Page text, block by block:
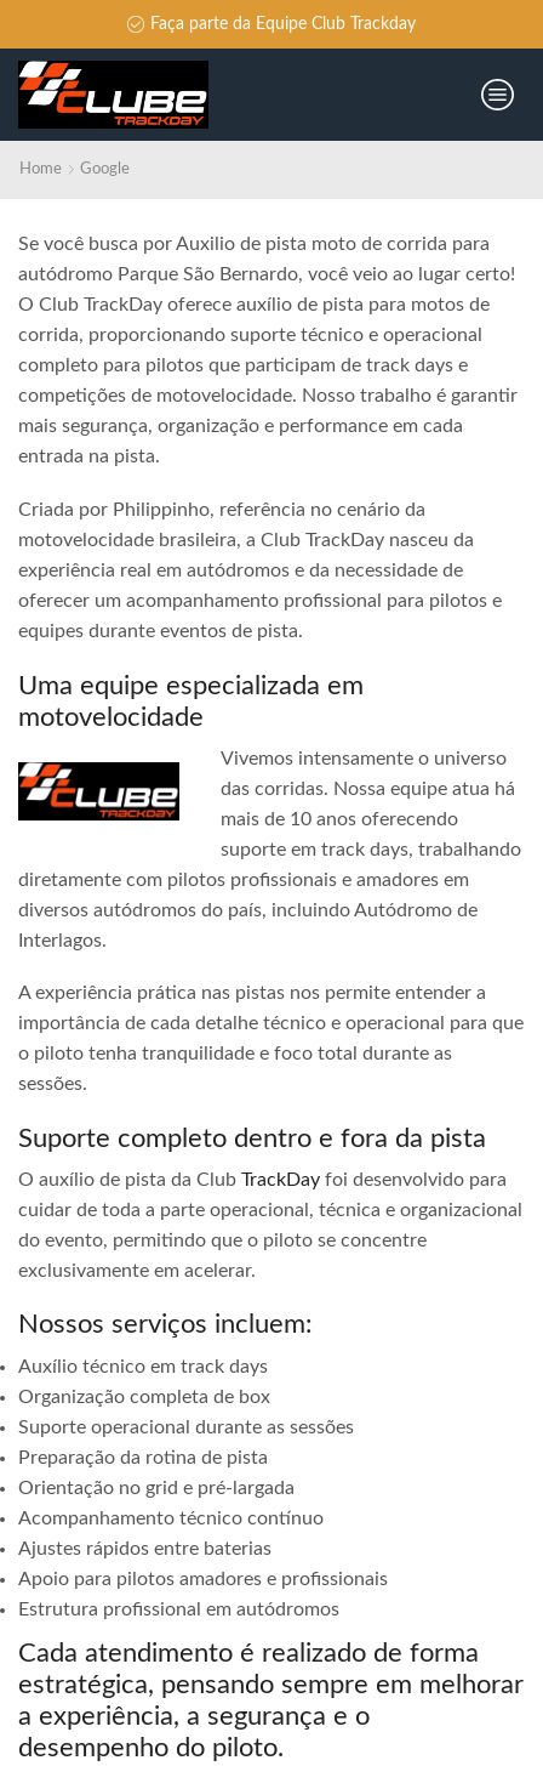
Faça parte da Equipe Club Trackday
Home Google
Se você busca por Auxilio de pista moto de corrida para
autódromo Parque São Bernardo, você veio ao lugar certo!
O Club TrackDay oferece auxílio de pista para motos de
corrida, proporcionando suporte técnico e operacional
completo para pilotos que participam de track days e
competições de motovelocidade. Nosso trabalho é garantir
mais segurança, organização e performance em cada
entrada na pista.
Criada por Philippinho, referência no cenário da
motovelocidade brasileira, a Club TrackDay nasceu da
experiência real em autódromos e da necessidade de
oferecer um acompanhamento profissional para pilotos e
equipes durante eventos de pista.
Uma equipe especializada em
motovelocidade
Vivemos intensamente o universo
das corridas. Nossa equipe atua há
mais de 10 anos oferecendo
suporte em track days, trabalhando
diretamente com pilotos profissionais e amadores em
diversos autódromos do país, incluindo Autódromo de
Interlagos.
A experiência prática nas pistas nos permite entender a
importância de cada detalhe técnico e operacional para que
o piloto tenha tranquilidade e foco total durante as
sessões.
Suporte completo dentro e fora da pista
O auxílio de pista da Club TrackDay foi desenvolvido para
cuidar de toda a parte operacional, técnica e organizacional
do evento, permitindo que o piloto se concentre
exclusivamente em acelerar.
Nossos serviços incluem:
Auxílio técnico em track days
Organização completa de box
Suporte operacional durante as sessões
Preparação da rotina de pista
Orientação no grid e pré-largada
Acompanhamento técnico contínuo
Ajustes rápidos entre baterias
Apoio para pilotos amadores e profissionais
Estrutura profissional em autódromos
Cada atendimento é realizado de forma
estratégica, pensando sempre em melhorar
a experiência, a segurança e o
desempenho do piloto.